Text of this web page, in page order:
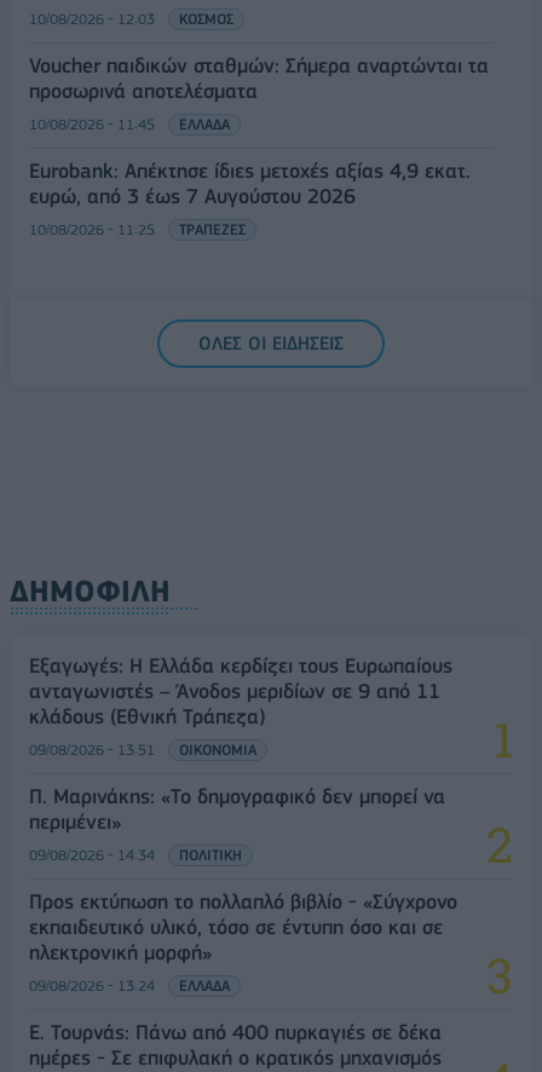
10/08/2026 - 12:03 ΚΟΣΜΟΣ
Voucher παιδικών σταθμών: Σήμερα αναρτώνται τα
προσωρινά αποτελέσματα
10/08/2026 - 11:45 ΕΛΛΑΔΑ
Eurobank: Απέκτησε ίδιες μετοχές αξίας 4,9 εκατ.
ευρώ, από 3 έως 7 Αυγούστου 2026
10/08/2026 - 11:25 ΤΡΑΠΕΖΕΣ
ΟΛΕΣ ΟΙ ΕΙΔΗΣΕΙΣ
ΔΗΜΟΦΙΛΗ
Εξαγωγές: Η Ελλάδα κερδίζει τους Ευρωπαίους
ανταγωνιστές – Άνοδος μεριδίων σε 9 από 11
κλάδους (Εθνική Τράπεζα)
09/08/2026 - 13:51 ΟΙΚΟΝΟΜΙΑ
Π. Μαρινάκης: «Το δημογραφικό δεν μπορεί να
περιμένει»
09/08/2026 - 14:34 ΠΟΛΙΤΙΚΗ
Προς εκτύπωση το πολλαπλό βιβλίο - «Σύγχρονο
εκπαιδευτικό υλικό, τόσο σε έντυπη όσο και σε
ηλεκτρονική μορφή»
09/08/2026 - 13:24 ΕΛΛΑΔΑ
Ε. Τουρνάς: Πάνω από 400 πυρκαγιές σε δέκα
ημέρες - Σε επιφυλακή ο κρατικός μηχανισμός